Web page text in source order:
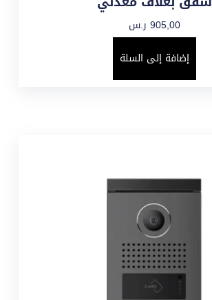
905,00 ر.س
إضافة إلى السلة